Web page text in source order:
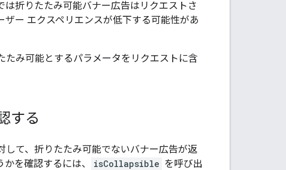
は折りたたみ可能バナー広告はリクエストさ
ザー エクスペリエンスが低下する可能性があ
たみ可能とするパラメータをリクエストに含
する
して、折りたたみ可能でないバナー広告が返
を確認するには、
isCollapsible を呼び出